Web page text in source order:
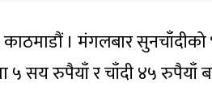
। मंगलबार
५ सय रुपैयाँ र चाँदी ४५ रुपैयाँ